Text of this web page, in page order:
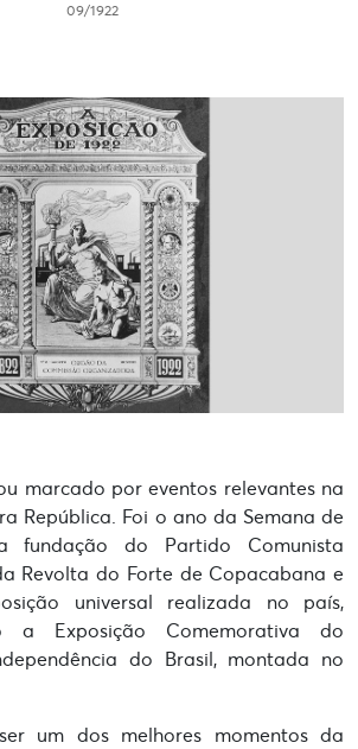
09/1922
marcado por eventos relevantes na
República. Foi o ano da Semana de
fundação do Partido Comunista
Revolta do Forte de Copacabana e
universal realizada no país,
a Exposição Comemorativa do
do Brasil, montada no
um dos melhores momentos da